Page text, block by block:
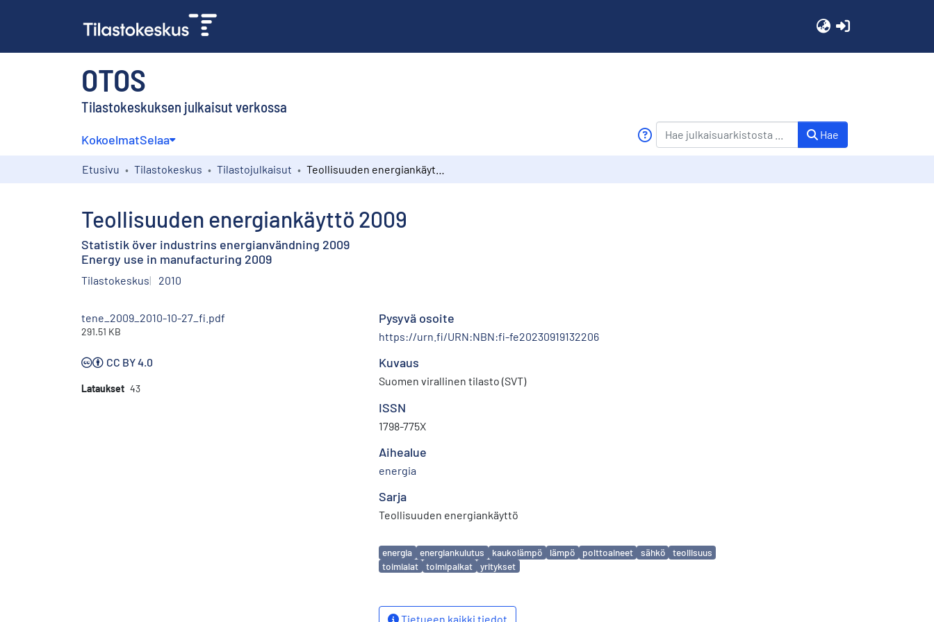
OTOS
Tilastokeskuksen julkaisut verkossa
KokoelmatSelaa Hae
Etusivu Tilastokeskus Tilastojulkaisut
Teollisuuden energiankäyttö 2009
Statistik över industrins energianvändning 2009
Energy use in manufacturing 2009
Tilastokeskus 2010
tene_2009_2010-10-27_fi.pdf
291.51 KB
CC BY 4.0
Lataukset 43
Pysyvä osoite
https://urn.fi/URN:NBN:fi-fe20230919132206
Kuvaus
Suomen virallinen tilasto (SVT)
ISSN
1798-775X
Aihealue
energia
Sarja
Teollisuuden energiankäyttö
Avainsanat
energia energiankulutus kaukolämpö lämpö polttoaineet sähkö
teollisuus
toimialat
toimipaikat yritykset
Tietueen kaikki tiedot